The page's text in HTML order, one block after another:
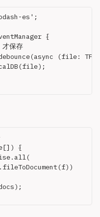
es';
{
保存
(file:
{